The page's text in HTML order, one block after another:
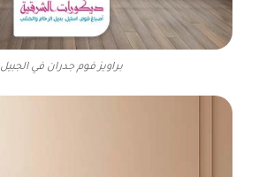
براويز فوم جدران في الجبيل